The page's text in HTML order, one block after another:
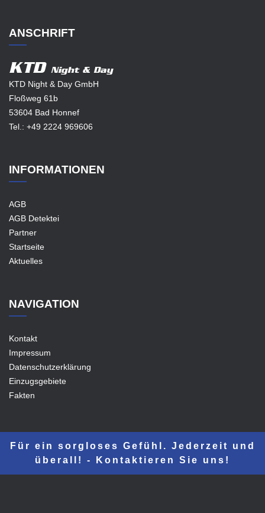
ANSCHRIFT
KTD
Night & Day
KTD Night & Day GmbH
Floßweg 61b
53604 Bad Honnef
Tel.: +49 2224 969606
INFORMATIONEN
AGB
AGB Detektei
Partner
Startseite
Aktuelles
NAVIGATION
Kontakt
Impressum
Datenschutzerklärung
Einzugsgebiete
Fakten
Für ein sorgloses Gefühl. Jederzeit und
überall! - Kontaktieren Sie uns!